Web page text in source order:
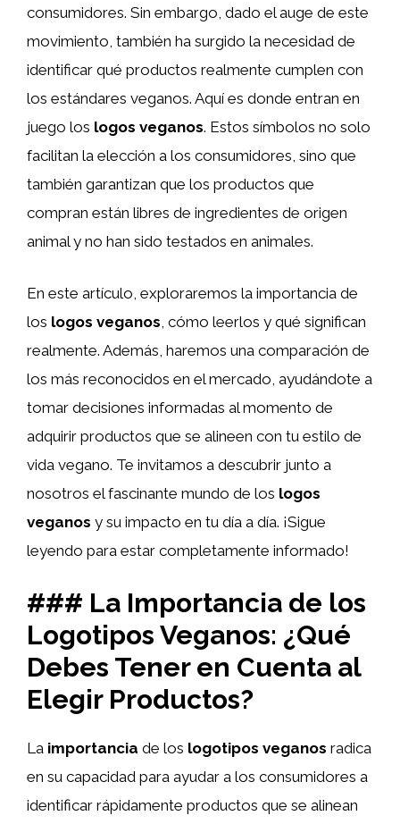
consumidores. Sin embargo, dado el auge de este
movimiento, también ha surgido la necesidad de
identificar qué productos realmente cumplen con
los estándares veganos. Aquí es donde entran en
juego los logos veganos. Estos símbolos no solo
facilitan la elección a los consumidores, sino que
también garantizan que los productos que
compran están libres de ingredientes de origen
animal y no han sido testados en animales.
En este artículo, exploraremos la importancia de
los logos veganos , cómo leerlos y qué significan
realmente. Además, haremos una comparación de
los más reconocidos en el mercado, ayudándote a
tomar decisiones informadas al momento de
adquirir productos que se alineen con tu estilo de
vida vegano. Te invitamos a descubrir junto a
nosotros el fascinante mundo de los logos
veganos y su impacto en tu día a día. ¡Sigue
leyendo para estar completamente informado!
### La Importancia de los
Logotipos Veganos: ¿Qué
Debes Tener en Cuenta al
Elegir Productos?
La importancia de los logotipos veganos radica
en su capacidad para ayudar a los consumidores a
identificar rápidamente productos que se alinean